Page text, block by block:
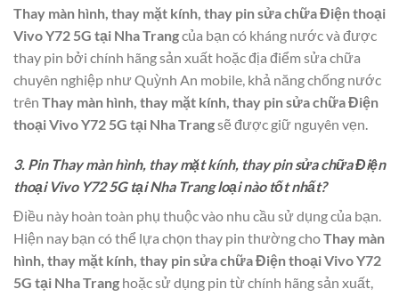
Thay màn hình, thay mặt kính, thay pin sửa chữa Điện thoại
Vivo Y72 5G tại Nha Trangcủa bạn có kháng nước và được
thay pin bởi chính hãng sản xuất hoặc địa điểm sửa chữa
chuyên nghiệp như Quỳnh An mobile, khả năng chống nước
trên Thay màn hình, thay mặt kính, thay pin sửa chữa Điện
thoại Vivo Y72 5G tại Nha Trangsẽ được giữ nguyên vẹn.
3. Pin Thay màn hình, thay mặt kính, thay pin sửa chữa Điện
thoại Vivo Y72 5G tại Nha Trang loại nào tốt nhất?
Điều này hoàn toàn phụ thuộc vào nhu cầu sử dụng của bạn.
Hiện nay bạn có thể lựa chọn thay pin thường choThay màn
hình, thay mặt kính, thay pin sửa chữa Điện thoại Vivo Y72
5G tại Nha Trang hoặc sử dụng pin từ chính hãng sản xuất,